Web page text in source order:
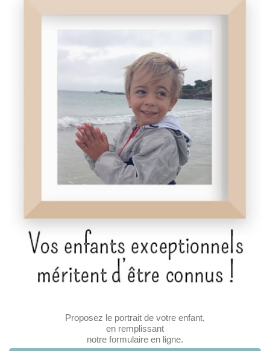
Proposez le portrait de votre enfant,
en remplissant
notre formulaire en ligne.